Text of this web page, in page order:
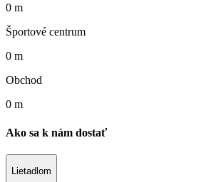
0 m
Športové centrum
0 m
Obchod
0 m
Ako sa k nám dostať
Lietadlom